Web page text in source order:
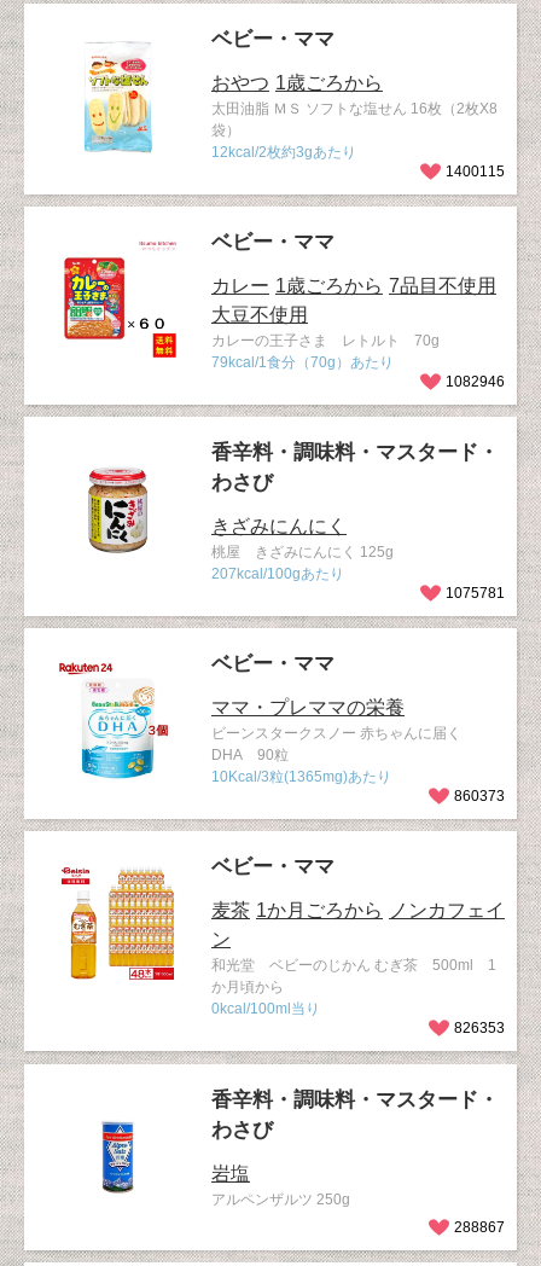
ベビー・ママ
おやつ 1歳ごろから
太田油脂 ＭＳ ソフトな塩せん 16枚（2枚X8
袋）
12kcal/2枚約3gあたり
1400115
ベビー・ママ
カレー 1歳ごろから 7品目不使用
大豆不使用
カレーの王子さま レトルト 70g
79kcal/1食分（70g）あたり
1082946
香辛料・調味料・マスタード・
わさび
きざみにんにく
桃屋 きざみにんにく 125g
207kcal/100gあたり
1075781
ベビー・ママ
ママ・プレママの栄養
ビーンスタークスノー 赤ちゃんに届く
DHA 90粒
10Kcal/3粒(1365mg)あたり
860373
ベビー・ママ
麦茶 1か月ごろから
ノンカフェイ
ン
和光堂 ベビーのじかん むぎ茶 500ml 1
か月頃から
0kcal/100ml当り
826353
香辛料・調味料・マスタード・
わさび
岩塩
アルペンザルツ 250g
288867